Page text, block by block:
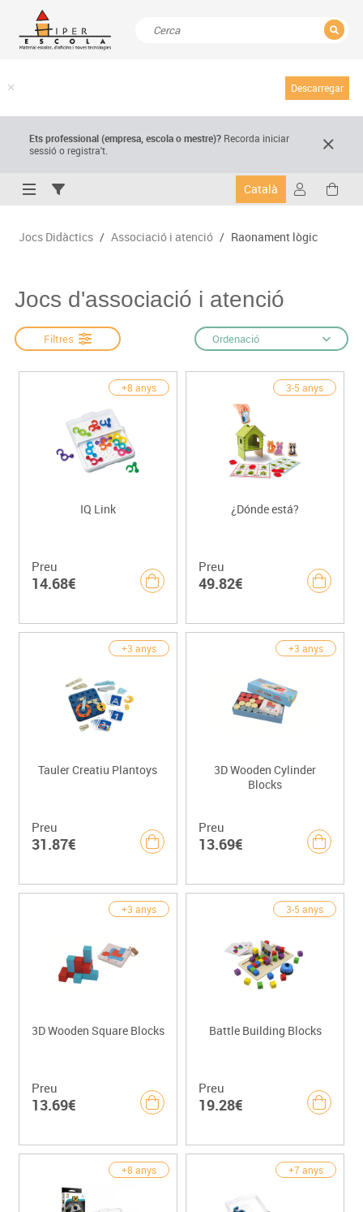
Descarregar
Ets professional (empresa,escola o mestre)? Recorda iniciar
sessió o registra't.
Català
Jocs Didàctics / Associació i atenció / Raonament lògic
Jocs d'associació i atenció
Filtres Ordenació
+8 anys
IQ Link
Preu
14.68€
3-5 anys
¿Dónde está?
Preu
49.82€
+3 anys
Tauler Creatiu Plantoys
Preu
31.87€
+3 anys
3D Wooden Cylinder
Blocks
Preu
13.69€
+3 anys
3D Wooden Square Blocks
Preu
13.69€
3-5 anys
Battle Building Blocks
Preu
19.28€
+8 anys +7 anys